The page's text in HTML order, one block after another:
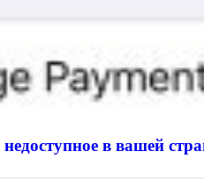
в вашей